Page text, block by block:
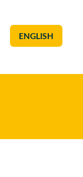
ENGLISH